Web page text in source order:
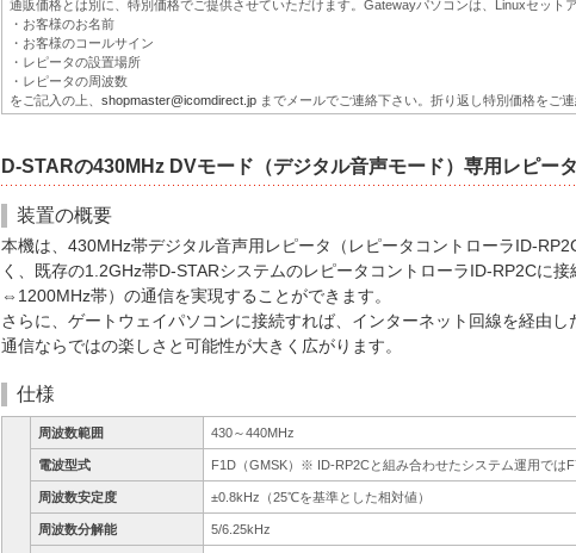
通販価格とは別に、特別価格でご提供させていただけます。Gatewayパソコンは、Linuxセット
・お客様のお名前
・お客様のコールサイン
・レピータの設置場所
・レピータの周波数
をご記入の上、 shopmaster@icomdirect.jpまでメールでご連絡下さい。折り返し特別価格をご連
D-STARの430MHz DVモード（デジタル音声モード）専用レピー
装置の概要
本機は、430MHz帯デジタル音声用レピータ（レピータコントローラID-
く、既存の1.2GHz帯D-STARシステムのレピータコントローラID-RP2Cに
⇔1200MHz帯）の通信を実現することができます。
さらに、ゲートウェイパソコンに接続すれば、インターネット回線を経由
通信ならではの楽しさと可能性が大きく広がります。
仕様
周波数範囲 430～440MHz
電波型式 F1D（GMSK）※ ID-RP2Cと組み合わせたシステム運用では
周波数安定度 ±0.8kHz（25℃を基準とした相対値）
周波数分解能 5/6.25kHz